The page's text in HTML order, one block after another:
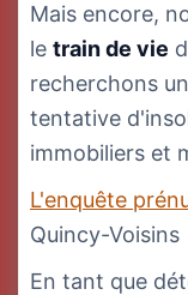
Mais encore,
le train de vie
recherchons
tentative
immobiliers et
L'enquête
Quincy-Voisins
En tant que